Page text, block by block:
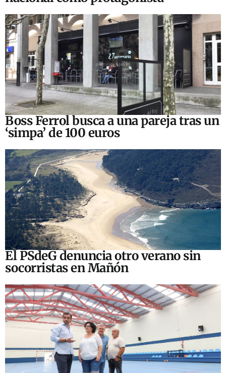
Boss Ferrol busca a una pareja tras un
‘simpa’ de 100 euros
El PSdeG denuncia otro verano sin
socorristas en Mañón